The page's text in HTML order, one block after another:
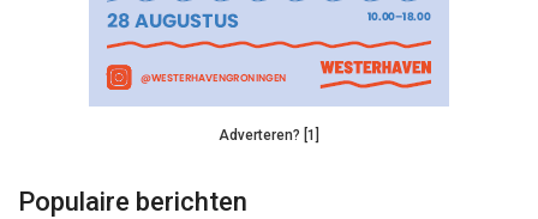
Adverteren? [1]
Populaire berichten